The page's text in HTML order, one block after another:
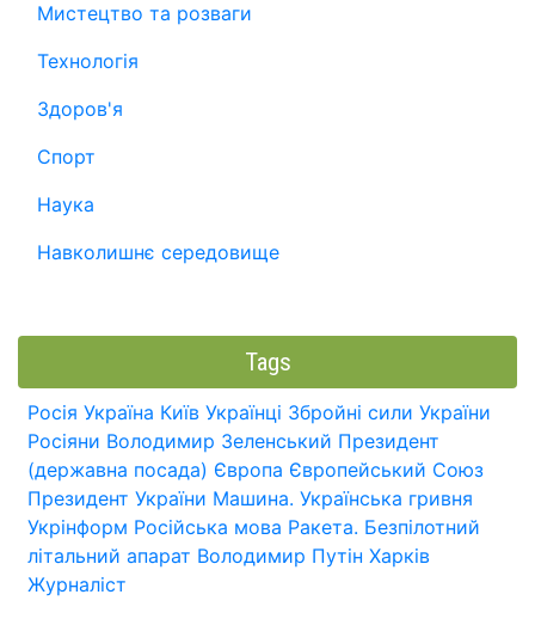
Мистецтво та розваги
Технологія
Здоров'я
Спорт
Наука
Навколишнє середовище
Tags
Росія Україна Київ Українці Збройні сили України
Росіяни Володимир Зеленський Президент
(державна посада) Європа Європейський Союз
Президент України Машина. Українська гривня
Укрінформ Російська мова Ракета. Безпілотний
літальний апарат Володимир Путін Харків
Журналіст